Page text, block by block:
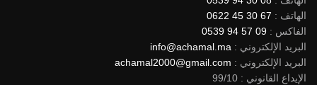
الهاتف : 67 30 45 0622
الفاكس : 09 57 94 0539
البريد الإلكتروني : info@achamal.ma
البريد الإلكتروني : achamal2000@gmail.com
الإيداع القانوني : 99/10